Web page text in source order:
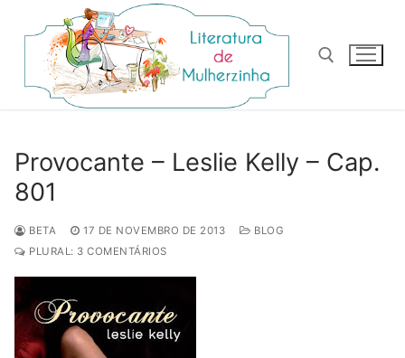
para
conteúdo
Provocante – Leslie Kelly – Cap.
801
BETA 17 DE NOVEMBRO DE 2013
BLOG
PLURAL: 3 COMENTÁRIOS